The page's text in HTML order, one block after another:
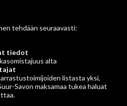
tehdään seuraavasti:
tiedot
alta
listasta yksi,
Savon maksamaa tukea haluat